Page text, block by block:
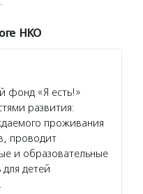
НКО
фонд «Я есть!»
развития:
проживания
проводит
и образовательные
детей